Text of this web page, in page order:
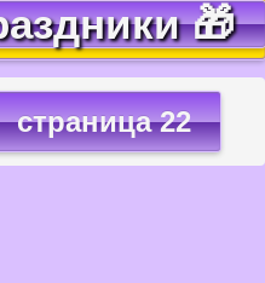
🎁
страница 22